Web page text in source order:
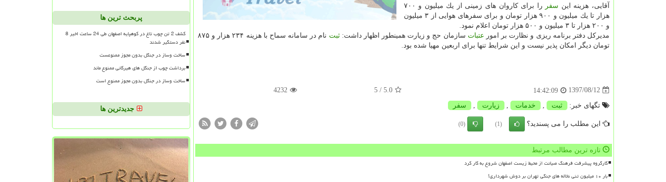
آقایی، هزینه این سفر
را برای كاروان های زمینی از یك میلیون و ۷۰۰
هزار تا یك میلیون و ۹۰۰ هزار تومان و برای سفرهای هوایی از ۳ میلیون
و ۲۰۰ هزار تا ۳ میلیون و ۵۰۰ هزار تومان اعلام نمود.
مدیركل دفتر برنامه ریزی و نظارت بر امور عتبات سازمان حج و زیارت همینطور اظهار داشت:ثبت
نام در سامانه سماح با هزینه ۲۳۴ هزار و ۸۷۵
تومان دیگر امكان پذیر نیست و این شرایط تنها برای اربعین مهیا شده بود.
1397/08/12
14:42:09
5.0
/ 5
4232
تگهای خبر: ثبت خدمات زیارت سفر
این مطلب را می پسندید؟ (1)
(0)
تازه ترین مطالب مرتبط
کارگروه پیشرفت فرهنگ صیانت از محیط زیست اصفهان شروع به کار کرد
بار ۱۰ میلیون تنی نخاله های جنگی تهران بر دوش شهرداری!
پربحث ترین ها
کشف 2 تن چوب تاغ در کوهپایه اصفهان طی 24 ساعت اخیر 8
نفر دستگیر شدند
ساخت وساز در جنگل بدون مجوز ممنوعست
برداشت چوب از جنگل های هیرکانی ممنوع ماند
ساخت وساز در جنگل بدون مجوز ممنوع است
جدیدترین ها